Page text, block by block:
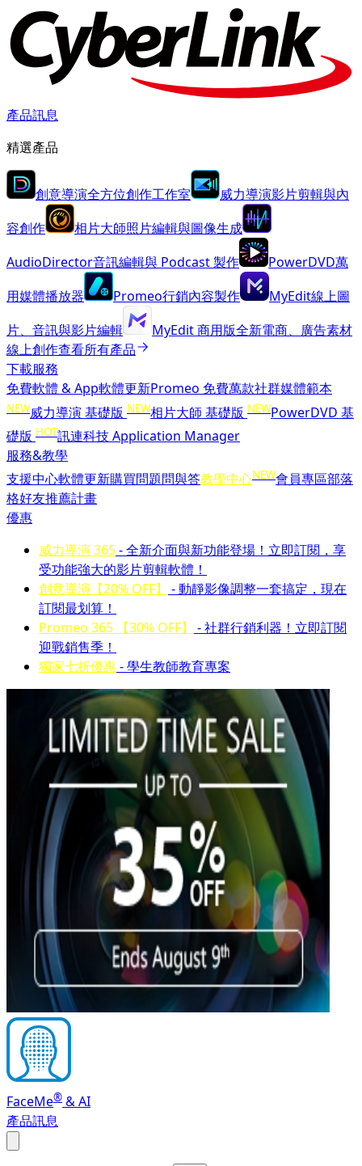
產品訊息
精選產品
創意導演全方位創作工作室 威力導演影片剪輯與內
容創作
相片大師照片編輯與圖像生成
AudioDirector音訊編輯與 Podcast 製作 PowerDVD萬
用媒體播放器
Promeo行銷內容製作 MyEdit線上圖
片、音訊與影片編輯
MyEdit 商用版全新電商、廣告素材
線上創作查看所有產品
下載服務
免費軟體 & App軟體更新Promeo 免費萬款社群媒體範本
NEW威力導演 基礎版 NEW相片大師 基礎版 NEWPowerDVD 基
礎版 HOT訊連科技 Application Manager
服務&教學
支援中心軟體更新購買問題問與答教學中心NEW會員專區部落
格好友推薦計畫
優惠
威力導演 365- 全新介面與新功能登場！立即訂閱，享
受功能強大的影片剪輯軟體！
創意導演【20% OFF】
- 動靜影像調整一套搞定，現在
訂閱最划算！
Promeo 365 【30% OFF】
- 社群行銷利器！立即訂閱
迎戰銷售季！
獨家七折優惠- 學生教師教育專案
FaceMe® & AI
產品訊息